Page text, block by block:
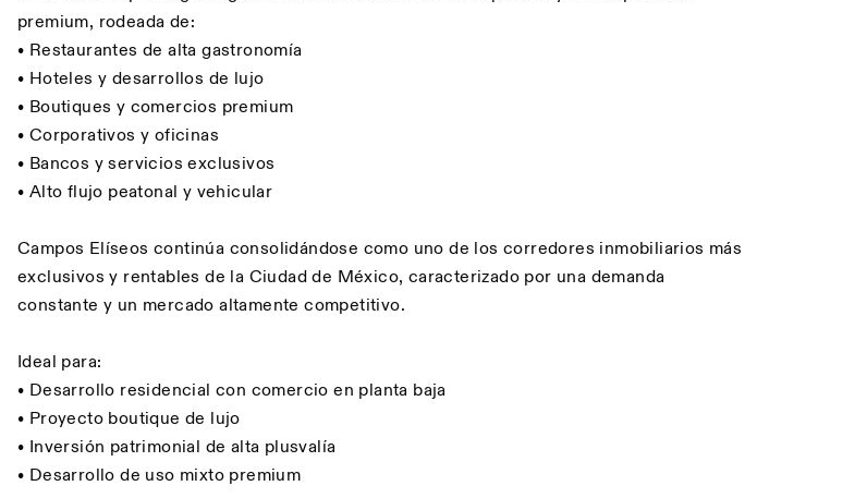
premium, rodeada de:
• Restaurantes de alta gastronomía
• Hoteles y desarrollos de lujo
• Boutiques y comercios premium
• Corporativos y oficinas
• Bancos y servicios exclusivos
• Alto flujo peatonal y vehicular
Campos Elíseos continúa consolidándose como uno de los corredores inmobiliarios más
exclusivos y rentables de la Ciudad de México, caracterizado por una demanda
constante y un mercado altamente competitivo.
Ideal para:
• Desarrollo residencial con comercio en planta baja
• Proyecto boutique de lujo
• Inversión patrimonial de alta plusvalía
• Desarrollo de uso mixto premium